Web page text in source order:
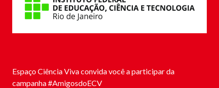
Espaço Ciência Viva convida você a participar da
campanha #AmigosdoECV